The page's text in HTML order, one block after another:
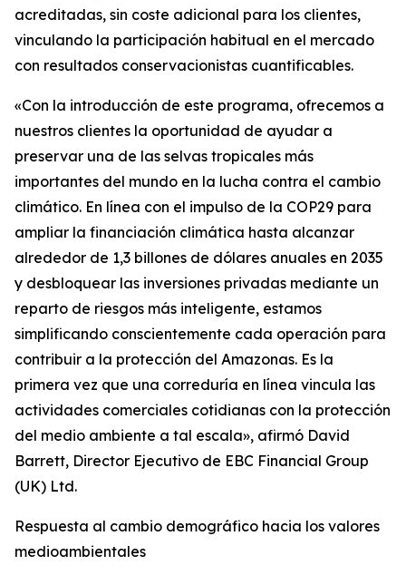
acreditadas, sin coste adicional para los clientes,
vinculando la participación habitual en el mercado
con resultados conservacionistas cuantificables.
«Con la introducción de este programa, ofrecemos a
nuestros clientes la oportunidad de ayudar a
preservar una de las selvas tropicales más
importantes del mundo en la lucha contra el cambio
climático. En línea con el impulso de la COP29 para
ampliar la financiación climática hasta alcanzar
alrededor de 1,3 billones de dólares anuales en 2035
y desbloquear las inversiones privadas mediante un
reparto de riesgos más inteligente, estamos
simplificando conscientemente cada operación para
contribuir a la protección del Amazonas. Es la
primera vez que una correduría en línea vincula las
actividades comerciales cotidianas con la protección
del medio ambiente a tal escala», afirmó David
Barrett, Director Ejecutivo de EBC Financial Group
(UK) Ltd.
Respuesta al cambio demográfico hacia los valores
medioambientales